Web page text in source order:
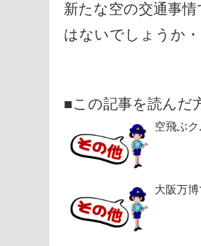
新たな空の交通事
はないでしょうか・
■この記事を読んだ
空飛ぶク
大阪万博